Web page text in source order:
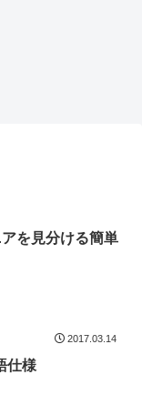
を見分ける簡単
2017.03.14
仕様